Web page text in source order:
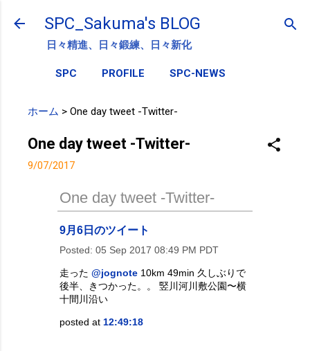
スキップしてメイン コンテンツに移動
SPC_Sakuma's BLOG
日々精進、日々鍛練、日々新化
SPC PROFILE SPC-NEWS
ホーム > One day tweet -Twitter-
One day tweet -Twitter-
9/07/2017
One day tweet -Twitter-
9月6日のツイート
Posted: 05 Sep 2017 08:49 PM PDT
走った @jognote 10km 49min 久しぶりで
後半、きつかった。。 竪川河川敷公園〜横
十間川沿い
posted at 12:49:18